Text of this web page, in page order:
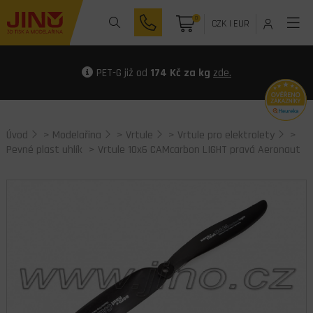
0 CZK| EUR
PET-G již od 174 Kč za kg zde.
Úvod > Modelařina > Vrtule > Vrtule pro elektrolety
>
Pevné plast uhlík > Vrtule 10x6 CAMcarbon LIGHT pravá Aeronaut